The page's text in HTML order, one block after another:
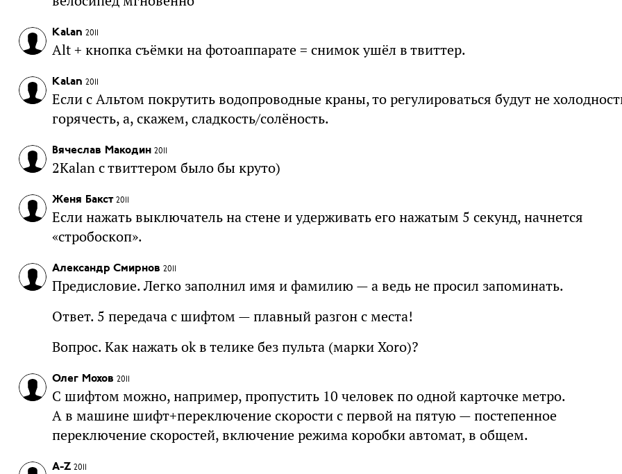
Kalan 2011
Alt + кнопка съёмки на фотоаппарате = снимок ушёл в твиттер.
Kalan 2011
Если с Альтом покрутить водопроводные краны, то регулироваться будут не
горячесть, а, скажем, сладкость/солёность.
Вячеслав Макодин 2011
2Kalan с твиттером было бы круто)
Женя Бакст 2011
Если нажать выключатель на стене и удерживать его нажатым 5 секунд, начнется
«стробоскоп».
Александр Смирнов 2011
Предисловие. Легко заполнил имя и фамилию — а ведь не просил запоминать.
Ответ. 5 передача с шифтом — плавный разгон с места!
Вопрос. Как нажать ok в телике без пульта (марки Xoro)?
Олег Мохов 2011
С шифтом можно, например, пропустить 10 человек по одной карточке метро.
А в машине шифт+переключение скорости с первой на пятую — постепенное
переключение скоростей, включение режима коробки автомат, в общем.
A-Z 2011